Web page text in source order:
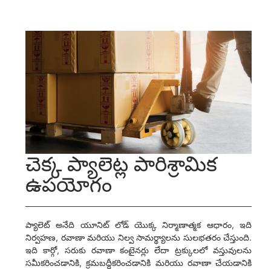
చెక్క ప్యాలెట్ల పారిశ్రామిక
ఉపయోగం
ప్యాలెట్ అనేది యూనిట్ లోడ్ యొక్క నిర్మాణాత్మక ఆధారం, ఇది
నిర్వహణ, రవాణా మరియు నిల్వ సామర్థ్యాలను సులభతరం చేస్తుంది.
ఇది కార్గో, సరుకు రవాణా కంటైనర్లు లేదా ట్రక్కులలో వస్తువులను
సమీకరించడానికి, క్రమబద్ధీకరించడానికి మరియు రవాణా చేయడానికి